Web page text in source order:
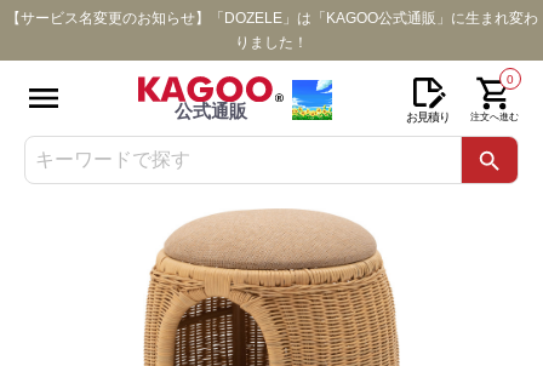
【サービス名変更のお知らせ】「DOZELE」は「KAGOO公式通販」に生まれ変わ
りました！
公式通販 お見積り
0
注文へ進む